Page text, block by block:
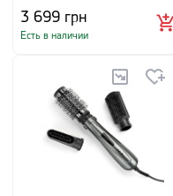
3 699 грн
Есть в наличии